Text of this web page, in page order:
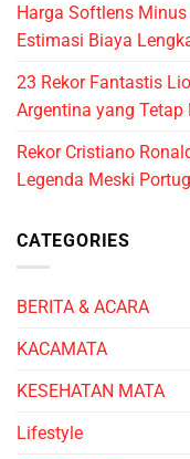
Harga Softlens
Estimasi Biaya
23 Rekor Fantastis
Argentina yang Tetap
Rekor Cristiano
Legenda Meski
CATEGORIES
BERITA & ACARA
KACAMATA
KESEHATAN MATA
Lifestyle